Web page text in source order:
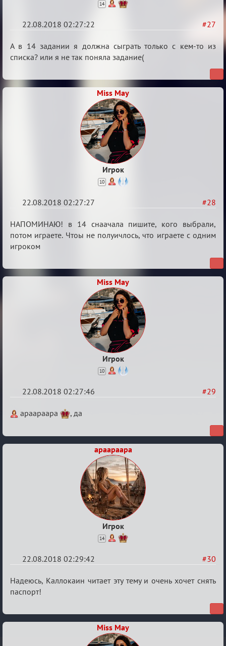
14
#27
22.08.2018 02:27:22
Re:
Обсуждение
Fuzz
А в 14 задании я должна сыграть только с кем-то из
списка? или я не так поняла задание(
Miss May
Игрок
10
#28
22.08.2018 02:27:27
Re:
Обсуждение
"Hot
Building"
НАПОМИНАЮ! в 14 снаачала пишите, кого выбрали,
потом играете. Чтоы не полуичлось, что играете с одним
игроком
Miss May
Игрок
10
#29
22.08.2018 02:27:46
Re:
"Hot
apaapaapa , да
apaapaapa
Игрок
14
#30
22.08.2018 02:29:42
Re:
Обсуждение
Fuzz
Надеюсь, Каллокаин читает эту тему и очень хочет снять
паспорт!
Miss May